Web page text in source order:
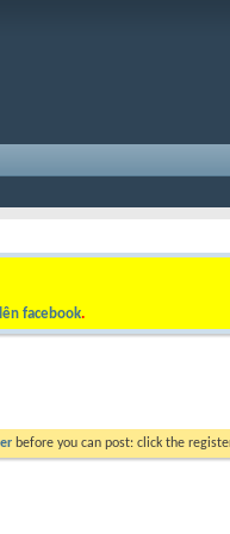
facebook.
before you can post: click the